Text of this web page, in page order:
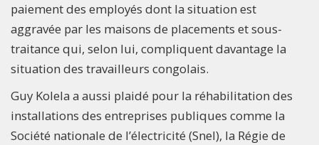
paiement des employés dont la situation est
aggravée par les maisons de placements et sous-
traitance qui, selon lui, compliquent davantage la
situation des travailleurs congolais.
Guy Kolela a aussi plaidé pour la réhabilitation des
installations des entreprises publiques comme la
Société nationale de l’électricité (Snel), la Régie de